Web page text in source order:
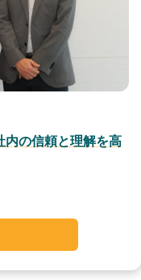
内の信頼と理解を高